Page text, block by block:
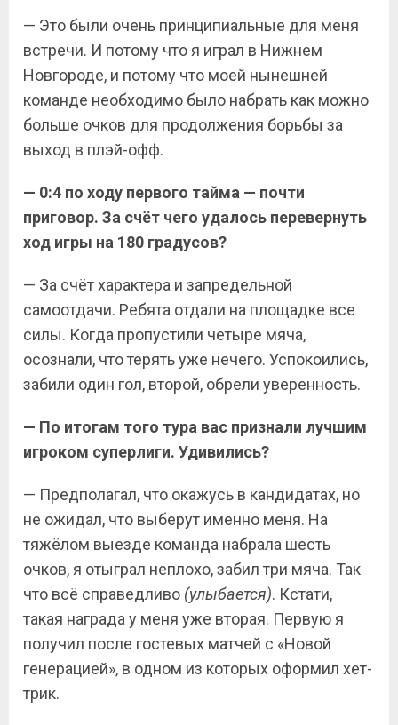
— Это были очень принципиальные для меня
встречи. И потому что я играл в Нижнем
Новгороде, и потому что моей нынешней
команде необходимо было набрать как можно
больше очков для продолжения борьбы за
выход в плэй-офф.
— 0:4 по ходу первого тайма — почти
приговор. За счёт чего удалось перевернуть
ход игры на 180 градусов?
— За счёт характера и запредельной
самоотдачи. Ребята отдали на площадке все
силы. Когда пропустили четыре мяча,
осознали, что терять уже нечего. Успокоились,
забили один гол, второй, обрели уверенность.
— По итогам того тура вас признали лучшим
игроком суперлиги. Удивились?
— Предполагал, что окажусь в кандидатах, но
не ожидал, что выберут именно меня. На
тяжёлом выезде команда набрала шесть
очков, я отыграл неплохо, забил три мяча. Так
что всё справедливо (улыбается). Кстати,
такая награда у меня уже вторая. Первую я
получил после гостевых матчей с «Новой
генерацией», в одном из которых оформил хет-
трик.